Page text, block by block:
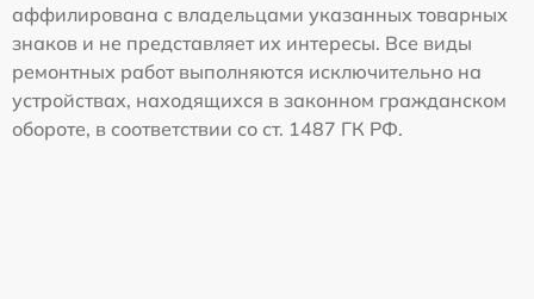
аффилирована с владельцами указанных товарных
знаков и не представляет их интересы. Все виды
ремонтных работ выполняются исключительно на
устройствах, находящихся в законном гражданском
обороте, в соответствии со ст. 1487 ГК РФ.